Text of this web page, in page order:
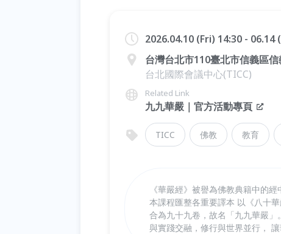
2026.04.10 (Fri) 14:30 - 06.14
台灣台北市110臺北市信義區
台北國際會議中心(TICC)
Related Link
九九華嚴｜官方活動專頁
TICC 佛教 教育
《華嚴經》被譽為佛教典籍中的
本課程匯整各重要譯本 以《八十
合為九十九卷，故名「九九華嚴
與實踐交融，修行與世界並行，